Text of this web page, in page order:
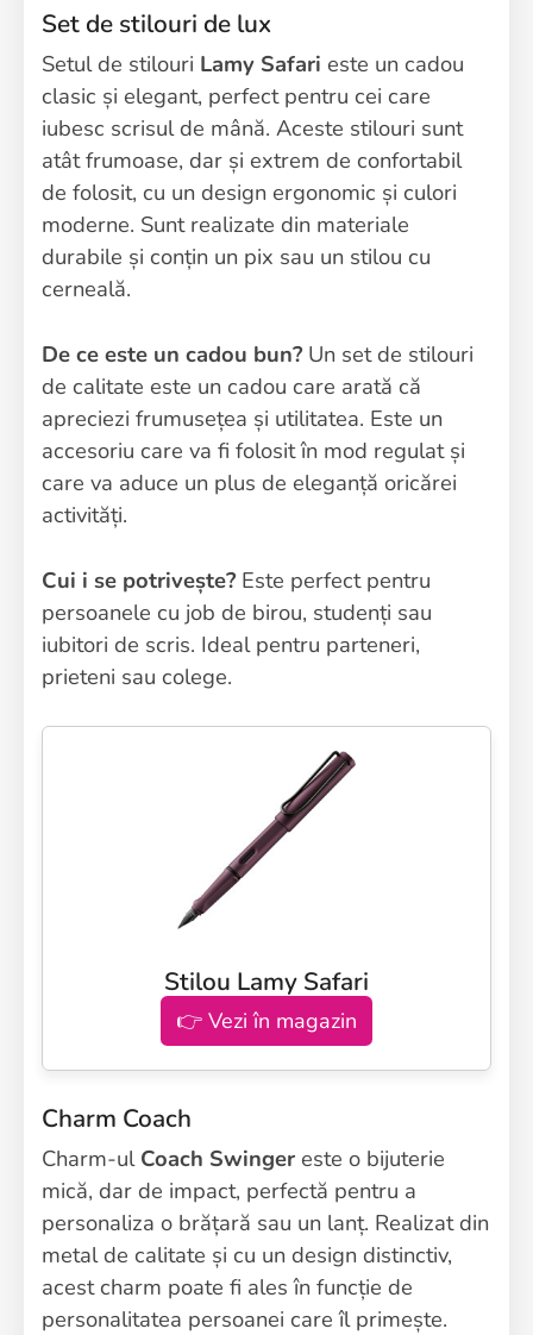
Set de stilouri de lux
Setul de stilouri Lamy Safari este un cadou
clasic și elegant, perfect pentru cei care
iubesc scrisul de mână. Aceste stilouri sunt
atât frumoase, dar și extrem de confortabil
de folosit, cu un design ergonomic și culori
moderne. Sunt realizate din materiale
durabile și conțin un pix sau un stilou cu
cerneală.
De ce este un cadou bun? Un set de stilouri
de calitate este un cadou care arată că
apreciezi frumusețea și utilitatea. Este un
accesoriu care va fi folosit în mod regulat și
care va aduce un plus de eleganță oricărei
activități.
Cui i se potrivește? Este perfect pentru
persoanele cu job de birou, studenți sau
iubitori de scris. Ideal pentru parteneri,
prieteni sau colege.
Stilou Lamy Safari
👉 Vezi în magazin
Charm Coach
Charm-ul Coach Swinger este o bijuterie
mică, dar de impact, perfectă pentru a
personaliza o brățară sau un lanț. Realizat din
metal de calitate și cu un design distinctiv,
acest charm poate fi ales în funcție de
personalitatea persoanei care îl primește.